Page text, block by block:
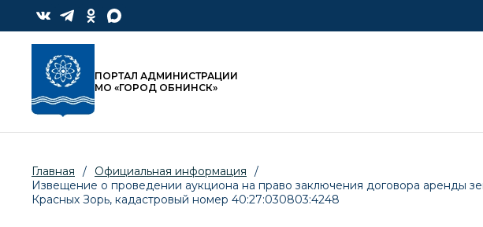
ПОРТАЛ АДМИНИСТРАЦИИ
МО «ГОРОД ОБНИНСК»
Главная / Официальная информация
/
Извещение о проведении аукциона на право заключения договора аренды
Красных Зорь, кадастровый номер 40:27:030803:4248